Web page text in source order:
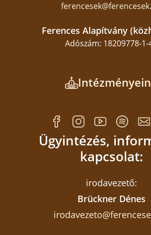
Ferences Alapítvány
Adószám: 18209778-1-
Ügyintézés,
kapcsolat:
irodavezető:
Brückner Dénes